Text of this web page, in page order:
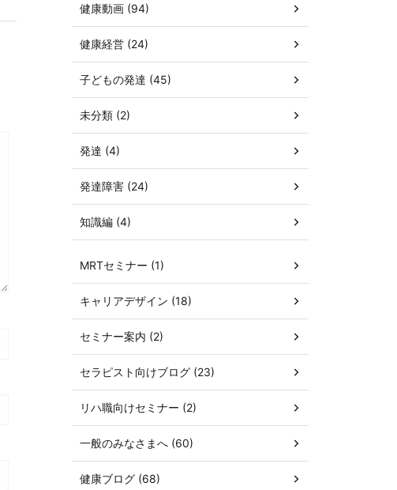
健康動画 (94)
健康経営 (24)
子どもの発達 (45)
未分類 (2)
発達 (4)
発達障害 (24)
知識編 (4)
MRTセミナー (1)
キャリアデザイン (18)
セミナー案内 (2)
セラピスト向けブログ (23)
リハ職向けセミナー (2)
一般のみなさまへ (60)
健康ブログ (68)